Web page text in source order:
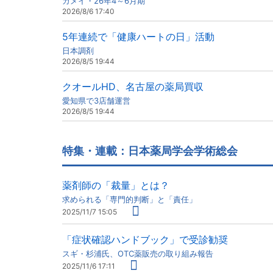
2026/8/6 17:40
5年連続で「健康ハートの日」活動
日本調剤
2026/8/5 19:44
クオールHD、名古屋の薬局買収
愛知県で3店舗運営
2026/8/5 19:44
特集・連載：日本薬局学会学術総会
薬剤師の「裁量」とは？
求められる「専門的判断」と「責任」
2025/11/7 15:05
「症状確認ハンドブック」で受診勧奨
スギ・杉浦氏、OTC薬販売の取り組み報告
2025/11/6 17:11